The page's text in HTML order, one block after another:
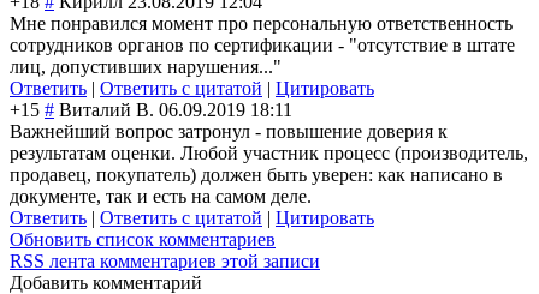
Мне понравился момент про персональную ответственность
сотрудников органов по сертификации - "отсутствие в штате
лиц, допустивших нарушения..."
Ответить | Ответить с цитатой | Цитировать
+15 # Виталий В. 06.09.2019 18:11
Важнейший вопрос затронул - повышение доверия к
результатам оценки. Любой участник процесс (производитель,
продавец, покупатель) должен быть уверен: как написано в
документе, так и есть на самом деле.
Ответить | Ответить с цитатой | Цитировать
Обновить список комментариев
RSS лента комментариев этой записи
Добавить комментарий